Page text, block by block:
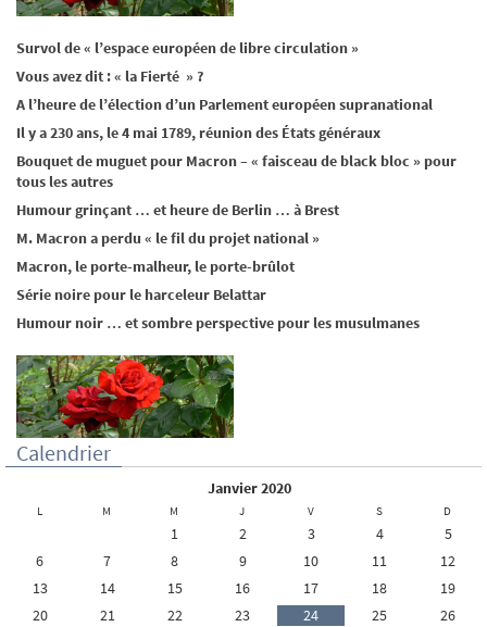
Survol de « l’espace européen de libre circulation »
Vous avez dit : « la Fierté » ?
A l’heure de l’élection d’un Parlement européen supranational
Il y a 230 ans, le 4 mai 1789, réunion des États généraux
Bouquet de muguet pour Macron – « faisceau de black bloc » pour
tous les autres
Humour grinçant … et heure de Berlin … à Brest
M. Macron a perdu « le fil du projet national »
Macron, le porte-malheur, le porte-brûlot
Série noire pour le harceleur Belattar
Humour noir … et sombre perspective pour les musulmanes
Calendrier
janvier 2020
L M M J V S D
1 2 3 4
5
6
7 8 9 10 11
12
13
14 15 16 17 18
19
20
21 22 23 24 25
26